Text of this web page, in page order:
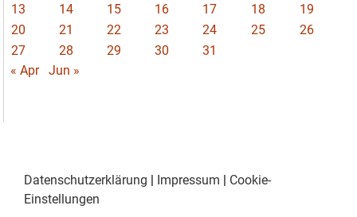
13
14 15 16 17 18
19
20
21 22 23 24 25
26
27
28 29 30
31
« Apr
Jun »
Datenschutzerklärung | Impressum | Cookie-
Einstellungen